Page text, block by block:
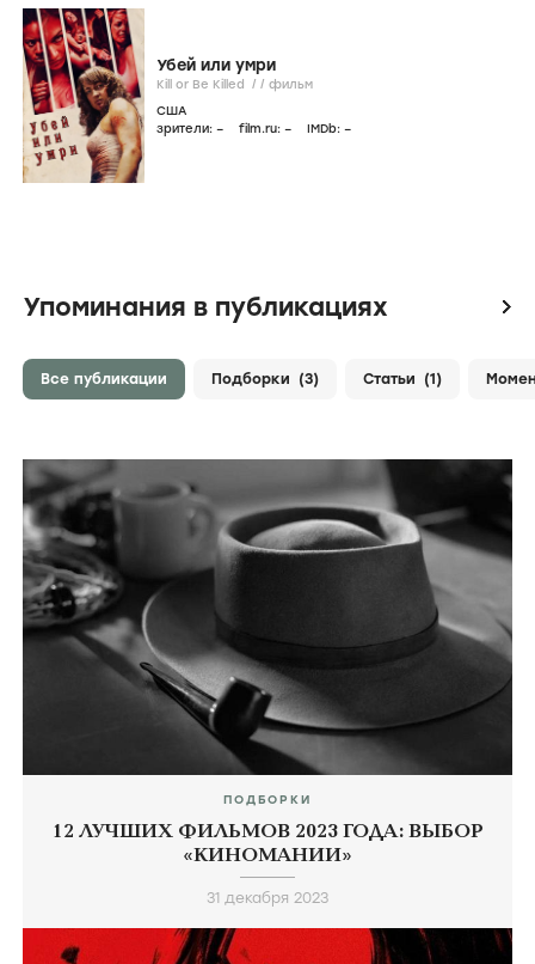
Убей или умри
Kill or Be Killed / / фильм
США
зрители: – film.ru: – IMDb: –
Упоминания в публикациях icon
Все публикации Подборки (3) Статьи (1)
ПОДБОРКИ
12 ЛУЧШИХ ФИЛЬМОВ 2023 ГОДА: ВЫБОР
«КИНОМАНИИ»
31 декабря 2023